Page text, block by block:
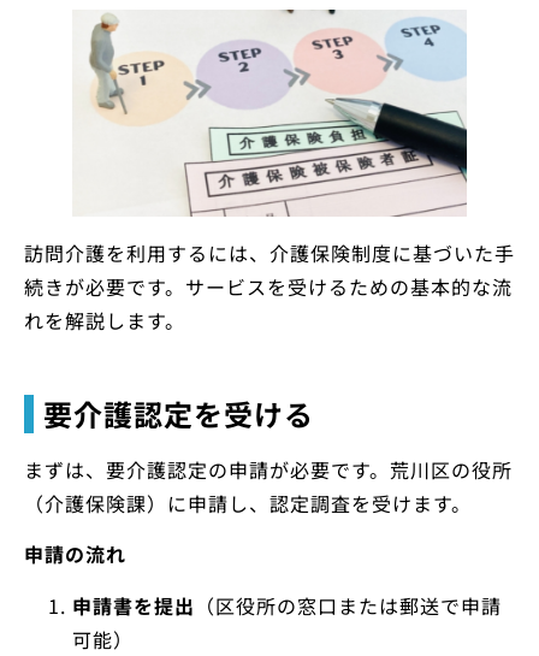
訪問介護を利用するには、介護保険制度に基づいた手
続きが必要です。サービスを受けるための基本的な流
れを解説します。
要介護認定を受ける
まずは、要介護認定の申請が必要です。荒川区の役所
（介護保険課）に申請し、認定調査を受けます。
申請の流れ
申請書を提出 （区役所の窓口または郵送で申請
可能）